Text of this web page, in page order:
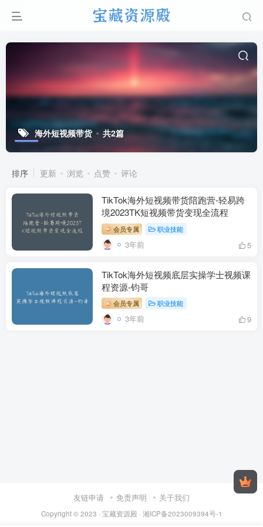
海外短视频带货 共2篇
排序 更新 浏览 点赞 评论
TikTok海外短视频带货陪跑营-轻易跨
境2023TK短视频带货变现全流程
会员专属 职业技能
3年前 5
TikTok海外短视频底层实操学士视频课
程资源-钧哥
会员专属 职业技能
3年前 9
友链申请 免责声明 关于我们
Copyright © 2023 · 宝藏资源殿· 湘ICP备2023009394号-1